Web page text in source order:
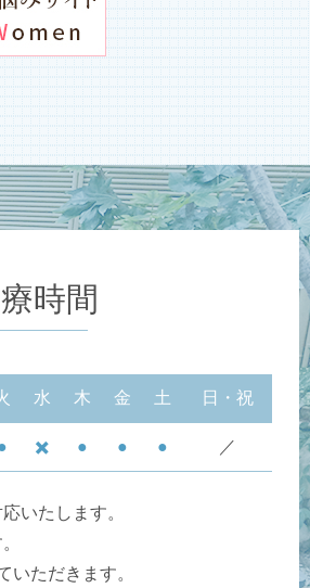
時間
水 木 金 土 日・祝
✖️ ● ● ● ／
いたします。
ただきます。